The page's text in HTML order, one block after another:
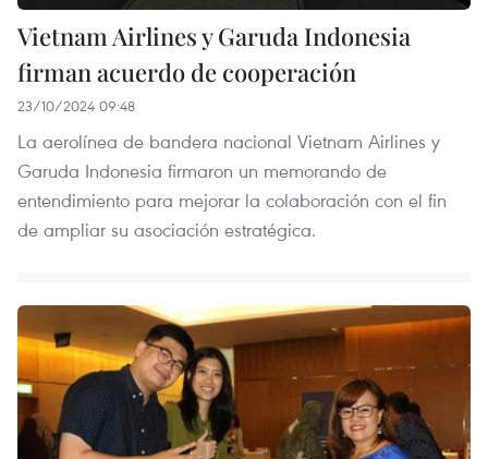
Vietnam Airlines y Garuda Indonesia
firman acuerdo de cooperación
23/10/2024 09:48
La aerolínea de bandera nacional Vietnam Airlines y
Garuda Indonesia firmaron un memorando de
entendimiento para mejorar la colaboración con el fin
de ampliar su asociación estratégica.